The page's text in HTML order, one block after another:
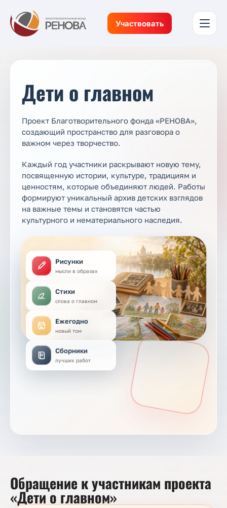
Участвовать
Дети о главном
Проект Благотворительного фонда «РЕНОВА»,
создающий пространство для разговора о
важном через творчество.
Каждый год участники раскрывают новую тему,
посвященную истории, культуре, традициям и
ценностям, которые объединяют людей. Работы
формируют уникальный архив детских взглядов
на важные темы и становятся частью
культурного и нематериального наследия.
Рисунки
мысли в образах
Стихи
слова о главном
Ежегодно
новый том
Сборники
лучших работ
Обращение к участникам проекта
«Дети о главном»